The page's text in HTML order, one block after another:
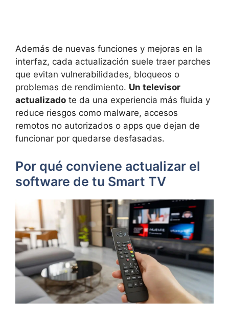
Además de nuevas funciones y mejoras en la
interfaz, cada actualización suele traer parches
que evitan vulnerabilidades, bloqueos o
problemas de rendimiento. Un televisor
actualizado te da una experiencia más fluida y
reduce riesgos como malware, accesos
remotos no autorizados o apps que dejan de
funcionar por quedarse desfasadas.
Por qué conviene actualizar el
software de tu Smart TV